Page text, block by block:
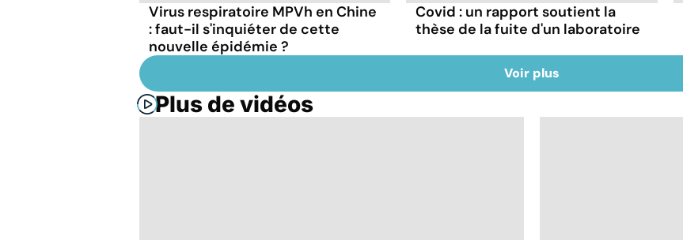
Virus respiratoire MPVh en Chine
: faut-il s'inquiéter de cette
nouvelle épidémie ?
Covid : un rapport soutient la
thèse de la fuite d'un laboratoire
Voir plus
Plus de vidéos